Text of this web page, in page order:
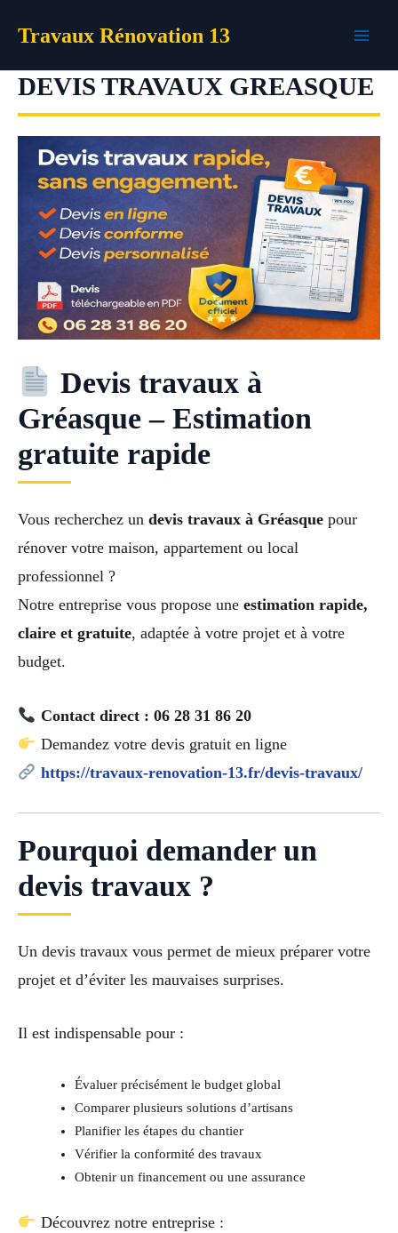
Travaux Rénovation 13
DEVIS TRAVAUX GREASQUE
Devis travaux à
Gréasque – Estimation
gratuite rapide
Vous recherchez un devis travaux à Gréasque pour
rénover votre maison, appartement ou local
professionnel ?
Notre entreprise vous propose une estimation rapide,
claire et gratuite, adaptée à votre projet et à votre
budget.
Contact direct : 06 28 31 86 20
Demandez votre devis gratuit en ligne
https://travaux-renovation-13.fr/devis-travaux/
Pourquoi demander un
devis travaux ?
Un devis travaux vous permet de mieux préparer votre
projet et d’éviter les mauvaises surprises.
Il est indispensable pour :
Évaluer précisément le budget global
Comparer plusieurs solutions d’artisans
Planifier les étapes du chantier
Vérifier la conformité des travaux
Obtenir un financement ou une assurance
Découvrez notre entreprise :